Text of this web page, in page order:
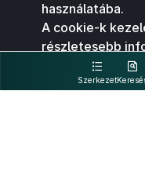
Szerkezet
használatába.
A cookie-k
részletesebb
kattintva olvashat.